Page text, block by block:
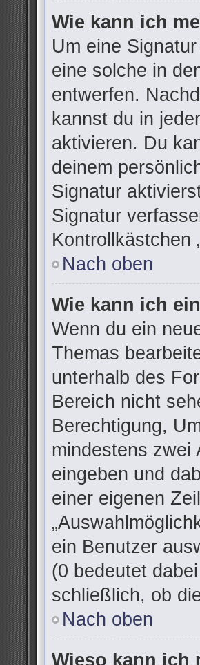
Wie kann ich
Um eine
eine solche in
entwerfen.
kannst du in
aktivieren. Du
deinem
Signatur
Signatur
Kontrollkästchen
Nach oben
Wie kann ich
Wenn du ein
Themas
unterhalb des
Bereich nicht
Berechtigung,
mindestens zwei
eingeben und
einer eigenen
ein Benutzer
(0 bedeutet
schließlich, ob
Nach oben
Wieso kann ich